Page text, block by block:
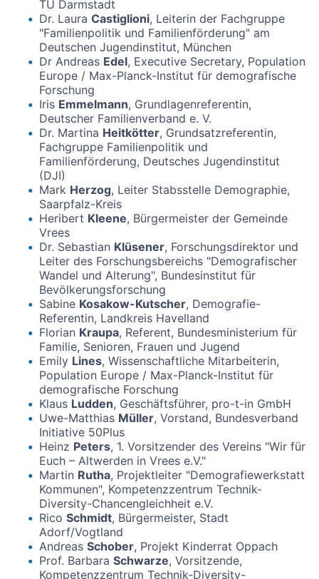
TU Darmstadt
Dr. Laura Castiglioni, Leiterin der Fachgruppe
"Familienpolitik und Familienförderung" am
Deutschen Jugendinstitut, München
Dr Andreas Edel, Executive Secretary, Population
Europe / Max-Planck-Institut für demografische
Forschung
Iris Emmelmann, Grundlagenreferentin,
Deutscher Familienverband e. V.
Dr. Martina Heitkötter, Grundsatzreferentin,
Fachgruppe Familienpolitik und
Familienförderung, Deutsches Jugendinstitut
(DJI)
Mark Herzog, Leiter Stabsstelle Demographie,
Saarpfalz-Kreis
Heribert Kleene, Bürgermeister der Gemeinde
Vrees
Dr. Sebastian Klüsener, Forschungsdirektor und
Leiter des Forschungsbereichs "Demografischer
Wandel und Alterung", Bundesinstitut für
Bevölkerungsforschung
Sabine Kosakow-Kutscher, Demografie-
Referentin, Landkreis Havelland
Florian Kraupa, Referent, Bundesministerium für
Familie, Senioren, Frauen und Jugend
Emily Lines, Wissenschaftliche Mitarbeiterin,
Population Europe / Max-Planck-Institut für
demografische Forschung
Klaus Ludden, Geschäftsführer, pro-t-in GmbH
Uwe-Matthias Müller, Vorstand, Bundesverband
Initiative 50Plus
Heinz Peters, 1. Vorsitzender des Vereins "Wir für
Euch – Altwerden in Vrees e.V."
Martin Rutha, Projektleiter "Demografiewerkstatt
Kommunen", Kompetenzzentrum Technik-
Diversity-Chancengleichheit e.V.
Rico Schmidt, Bürgermeister, Stadt
Adorf/Vogtland
Andreas Schober, Projekt Kinderrat Oppach
Prof. Barbara Schwarze, Vorsitzende,
Kompetenzzentrum Technik-Diversity-